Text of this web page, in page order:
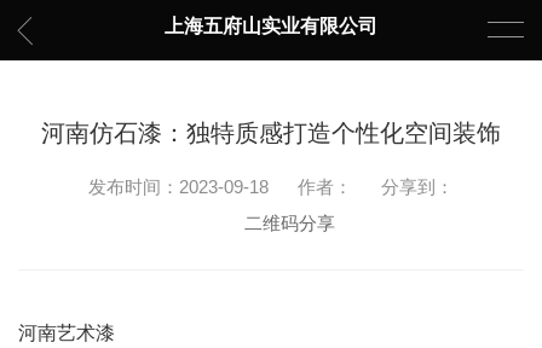
上海五府山实业有限公司
河南仿石漆：独特质感打造个性化空间装饰
发布时间：2023-09-18 作者：
分享到：
二维码分享
河南艺术漆